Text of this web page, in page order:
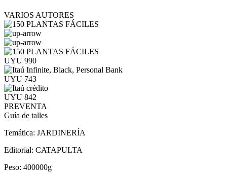
VARIOS AUTORES
UYU 990
UYU 743
UYU 842
PREVENTA
Guía de talles
Temática: JARDINERÍA
Editorial: CATAPULTA
Peso: 400000g